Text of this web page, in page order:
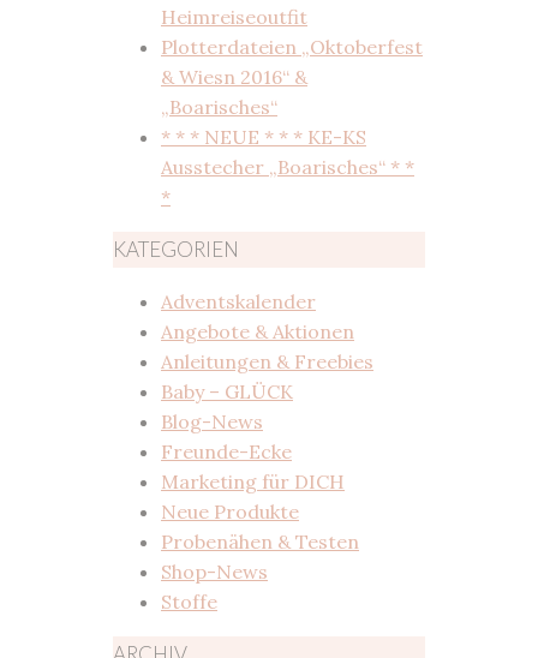
Heimreiseoutfit
Plotterdateien „Oktoberfest
& Wiesn 2016“ &
„Boarisches“
* * * NEUE * * * KE-KS
Ausstecher „Boarisches“ * *
*
KATEGORIEN
Adventskalender
Angebote & Aktionen
Anleitungen & Freebies
Baby – GLÜCK
Blog-News
Freunde-Ecke
Marketing für DICH
Neue Produkte
Probenähen & Testen
Shop-News
Stoffe